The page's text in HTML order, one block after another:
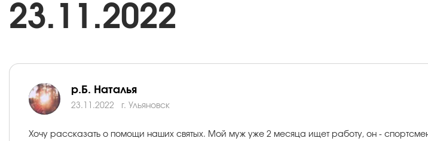
23.11.2022
р.Б. Наталья
23.11.2022 г. Ульяновск
Хочу рассказать о помощи наших святых. Мой муж уже 2 месяца ищет работу, он -